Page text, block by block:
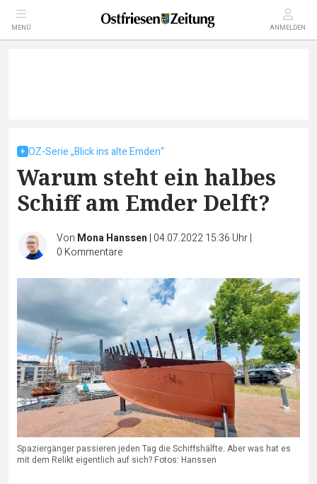
MENÜ ANMELDEN
OZ-Serie „Blick ins alte Emden“
Warum steht ein halbes
Schiff am Emder Delft?
Von Mona Hanssen | 04.07.2022 15:36 Uhr|
0 Kommentare
Spaziergänger passieren jeden Tag die Schiffshälfte. Aber was hat es
mit dem Relikt eigentlich auf sich? Fotos: Hanssen